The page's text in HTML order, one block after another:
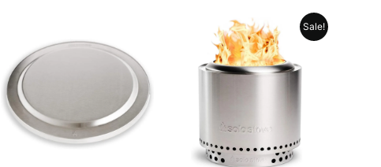
Sale!